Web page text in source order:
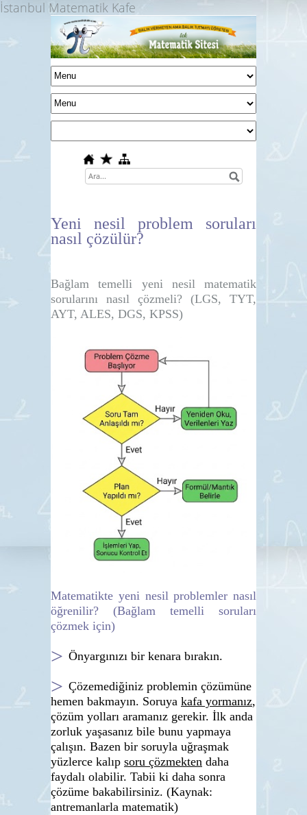
İstanbul Matematik Kafe
Yeni nesil problem soruları
nasıl çözülür?
Bağlam temelli yeni nesil matematik
sorularını nasıl çözmeli? (LGS, TYT,
AYT, ALES, DGS, KPSS)
Matematikte yeni nesil problemler nasıl
öğrenilir? (Bağlam temelli soruları
çözmek için)
> Önyargınızı bir kenara bırakın.
> Çözemediğiniz problemin çözümüne
hemen bakmayın. Soruya kafa yormanız,
çözüm yolları aramanız gerekir. İlk anda
zorluk yaşasanız bile bunu yapmaya
çalışın. Bazen bir soruyla uğraşmak
yüzlerce kalıp soru çözmekten daha
faydalı olabilir. Tabii ki daha sonra
çözüme bakabilirsiniz. (Kaynak:
antremanlarla matematik)